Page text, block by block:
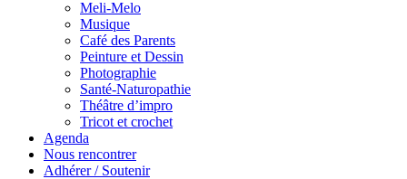
Meli-Melo
Musique
Café des Parents
Peinture et Dessin
Photographie
Santé-Naturopathie
Théâtre d’impro
Tricot et crochet
Agenda
Nous rencontrer
Adhérer / Soutenir